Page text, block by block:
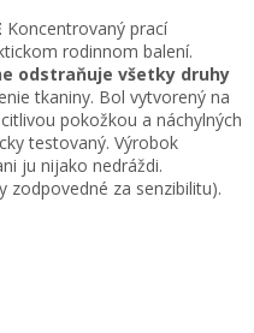
Koncentrovaný prací
rodinnom balení.
odstraňuje všetky druhy
tkaniny. Bol vytvorený na
pokožkou a náchylných
testovaný. Výrobok
ju nijako nedráždi.
zodpovedné za senzibilitu).